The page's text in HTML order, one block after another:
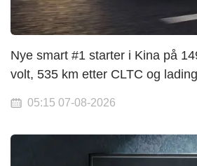
Nye smart #1 starter i Kina på
volt, 535 km etter CLTC og
05:15 07-08-2026